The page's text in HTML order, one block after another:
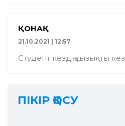
ҚОНАҚ
21.10.2021 | 12:57
Студент кездің қызықты
ПІКІР ҚОСУ